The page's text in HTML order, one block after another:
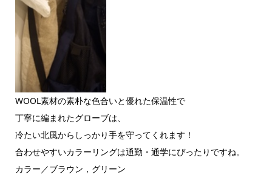
WOOL素材の素朴な色合いと優れた保温性で
丁寧に編まれたグローブは、
冷たい北風からしっかり手を守ってくれます！
合わせやすいカラーリングは通勤・通学にぴったりですね。
カラー／ブラウン，グリーン